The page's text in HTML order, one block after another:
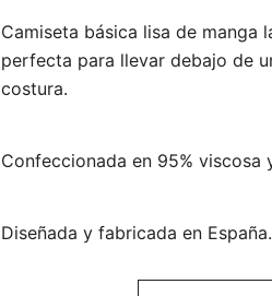
Camiseta básica lisa de manga
perfecta para llevar debajo de
costura.
Confeccionada en 95% viscosa
Diseñada y fabricada en España.